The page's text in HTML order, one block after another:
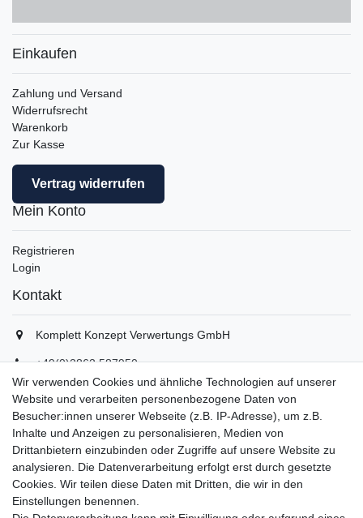
Einkaufen
Zahlung und Versand
Widerrufsrecht
Warenkorb
Zur Kasse
Vertrag widerrufen
Mein Konto
Registrieren
Login
Kontakt
Komplett Konzept Verwertungs GmbH
+49(0)2862 587950
+49(0)2862 5879529
info(at)komplett-konzept.de
Montag - Freitag, 08:00 - 16:30
Unternehmen
Datenschutzerklärung
Datenverarbeitung
Wir verwenden Cookies und ähnliche Technologien auf unserer
Website und verarbeiten personenbezogene Daten von
Besucher:innen unserer Webseite (z.B. IP-Adresse), um z.B.
Inhalte und Anzeigen zu personalisieren, Medien von
Drittanbietern einzubinden oder Zugriffe auf unsere Website zu
analysieren. Die Datenverarbeitung erfolgt erst durch gesetzte
Cookies. Wir teilen diese Daten mit Dritten, die wir in den
Einstellungen benennen.